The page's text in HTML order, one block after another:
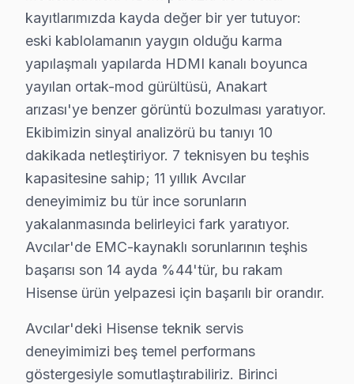
• Avcılar'de 25+ sertifikalı teknisyen Hisense
• Avcılar'de sadece orijinal parça kullanıyoruz. her
• Chip-level onarım için osiloskop, ESR ve termal
Yılların deneyimiyle biliyoruz ki,, İstanbul
Hisense Servisi: Avcılar Yerel Bilgi
Avcılar ilçesi, İstanbul Avrupa Yakası'nın yaklaşık
Hisense TV'lerde Sık Görülen Arızalar
Avcılar bölgesindeki Hisense kullanıcılarının
ULED panel sorunu: Avcılar'de Hisense ULED
Anakart arızası: Avcılar'de Laser TV sistemini
Wi-Fi modül: Avcılar'de Mini LED ekranlarda daha
Ses kartı: Avcılar'de bu sorunla başvuran müşteriler
» Avcılar'de tüm Hisense model ve serilerinde
kayıtlarımızda kayda değer bir yer tutuyor:
eski kablolamanın yaygın olduğu karma
yapılaşmalı yapılarda HDMI kanalı boyunca
yayılan ortak-mod gürültüsü, Anakart
arızası'ye benzer görüntü bozulması yaratıyor.
Ekibimizin sinyal analizörü bu tanıyı 10
dakikada netleştiriyor. 7 teknisyen bu teşhis
kapasitesine sahip; 11 yıllık Avcılar
deneyimimiz bu tür ince sorunların
yakalanmasında belirleyici fark yaratıyor.
Avcılar'de EMC-kaynaklı sorunlarının teşhis
başarısı son 14 ayda %44'tür, bu rakam
Hisense ürün yelpazesi için başarılı bir orandır.
Avcılar'deki Hisense teknik servis
deneyimimizi beş temel performans
göstergesiyle somutlaştırabiliriz. Birinci